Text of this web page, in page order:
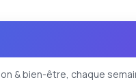
& bien-être, chaque